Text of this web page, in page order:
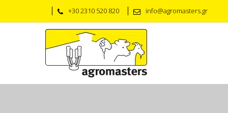
+30 2310 520 820 info@agromasters.gr